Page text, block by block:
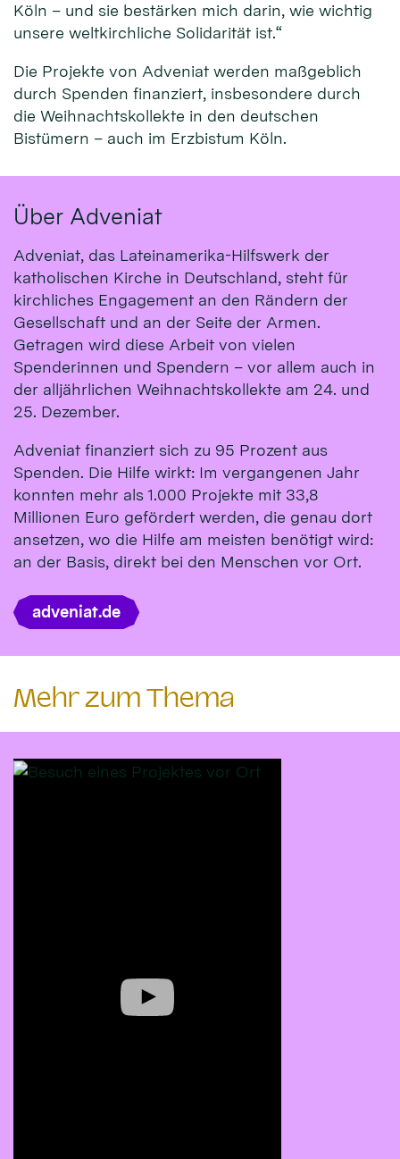
Köln – und sie bestärken mich darin, wie wichtig
unsere weltkirchliche Solidarität ist.“
Die Projekte von Adveniat werden maßgeblich
durch Spenden finanziert, insbesondere durch
die Weihnachtskollekte in den deutschen
Bistümern – auch im Erzbistum Köln.
Über Adveniat
Adveniat, das Lateinamerika-Hilfswerk der
katholischen Kirche in Deutschland, steht für
kirchliches Engagement an den Rändern der
Gesellschaft und an der Seite der Armen.
Getragen wird diese Arbeit von vielen
Spenderinnen und Spendern – vor allem auch in
der alljährlichen Weihnachtskollekte am 24. und
25. Dezember.
Adveniat finanziert sich zu 95 Prozent aus
Spenden. Die Hilfe wirkt: Im vergangenen Jahr
konnten mehr als 1.000 Projekte mit 33,8
Millionen Euro gefördert werden, die genau dort
ansetzen, wo die Hilfe am meisten benötigt wird:
an der Basis, direkt bei den Menschen vor Ort.
adveniat.de
Mehr zum Thema